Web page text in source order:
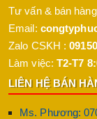
Tư vấn & bán
Email:
Zalo CSKH :
Làm việc: T2-T7
LIÊN HỆ BÁN
Ms. Phương: